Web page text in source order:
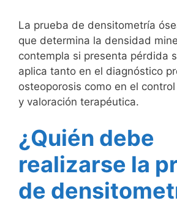
La prueba de densitometría
que determina la densidad
contempla si presenta pérdida
aplica tanto en el diagnóstico
osteoporosis como en el
y valoración terapéutica.
¿Quién debe
realizarse la
de